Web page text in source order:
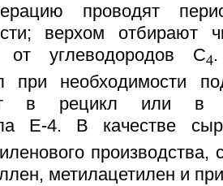
проводят
верхом отбирают
от углеводородов С4
при необходимости
в рецикл или в
Е-4. В качестве
метилацетилен и